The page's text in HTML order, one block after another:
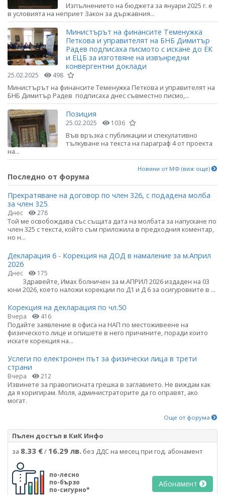
Изпълнението на бюджета за януари 2025 г. е
в условията на неприет Закон за държавния...
Министърът на финансите Теменужка
Петкова и управителят на БНБ Димитър
Радев подписаха писмото с искане до ЕК
и ЕЦБ за изготвяне на извънредни
конвергентни доклади
25.02.2025 498
Министърът на финансите Теменужка Петкова и управителят на
БНБ Димитър Радев подписаха днес съвместно писмо,...
Позиция
25.02.2025 1036
Във връзка с публикации и спекулативно
тълкуване на текста на параграф 4 от проекта
на...
Новини от МФ (виж още)
Последно от форума
Прекратяване на договор по член 326, с подадена молба
за член 325.
Днес 278
Той ме освобождава със същата дата на молбата за напускане по
член 325 с текста, който съм приложила в предходния коментар,
но н...
Декларация 6 - Корекция на ДОД в намаление за м.Април
2026
Днес 175
Здравейте, Имах болничен за м.АПРИЛ 2026 издаден на 03
юни 2026, което наложи корекции по Д1 и Д 6 за осигуровките в ...
Корекция на декларация по чл.50
Вчера 416
Подайте заявление в офиса на НАП по местоживеене на
физическото лице и опишете в него причините, поради които
искате корекция на...
Услеги по електронен път за физически лица в трети
страни
Вчера 212
Извинете за правописната грешка в заглавието. Не виждам как
да я коригирам. Моля, администраторите да го оправят, ако
могат.
Още от форума
Пълен достъп в КиК Инфо
за 8.33 €/ 16.29 лв. без ДДС на месец при год. абонамент
по-лесно
по-бързо
по-сигурно*
Абонамент